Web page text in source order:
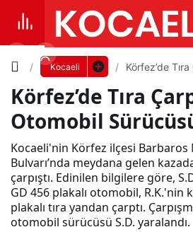
Kocaeli
Körfez’de
Körfez’de Tıra
Otomobil
Kocaeli'nin Körfez ilçesi
Bulvarı’nda meydana gelen
çarpıştı. Edinilen bilgilere göre,
GD 456 plakalı otomobil, R.K.'nin
plakalı tıra yandan çarptı.
otomobil sürücüsü S.D. yaralandı.
Körf
ez’d
e
Yazı
Boyutunu
Küçük 100% Dev
0